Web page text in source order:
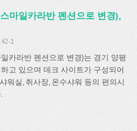
마일카라반 펜션으로 변경),
1
카라반 펜션으로 변경)는 경기 양평
고 있으며 데크 사이트가 구성되어
워실, 취사장, 온수샤워 등의 편의시